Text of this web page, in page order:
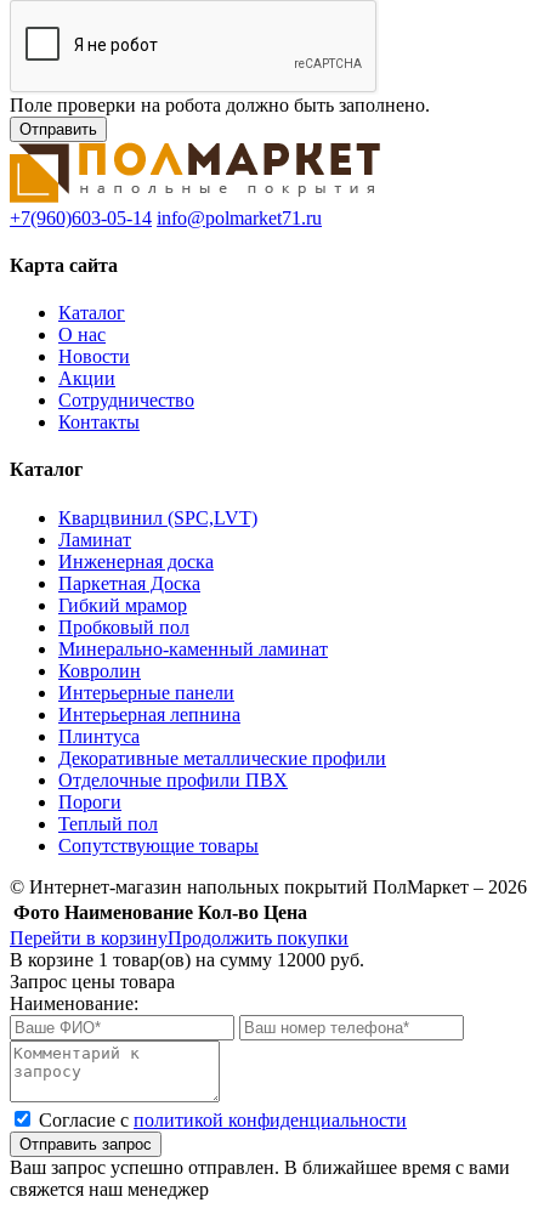
Поле проверки на робота должно быть заполнено.
+7(960)603-05-14 info@polmarket71.ru
Карта сайта
Каталог
О нас
Новости
Акции
Сотрудничество
Контакты
Каталог
Кварцвинил (SPC,LVT)
Ламинат
Инженерная доска
Паркетная Доска
Гибкий мрамор
Пробковый пол
Минерально-каменный ламинат
Ковролин
Интерьерные панели
Интерьерная лепнина
Плинтуса
Декоративные металлические профили
Отделочные профили ПВХ
Пороги
Теплый пол
Сопутствующие товары
© Интернет-магазин напольных покрытий ПолМаркет – 2026
Фото Наименование Кол-во Цена
Перейти в корзинуПродолжить покупки
В корзине 1 товар(ов) на сумму 12000 руб.
Запрос цены товара
Наименование:
Cогласие с политикой конфиденциальности
Отправить запрос
Ваш запрос успешно отправлен. В ближайшее время с вами
свяжется наш менеджер